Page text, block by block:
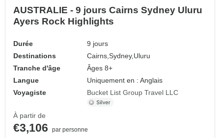
AUSTRALIE - 9 jours Cairns Sydney Uluru
Ayers Rock Highlights
Durée
9 jours
Destinations
Cairns,Sydney,Uluru
Tranche d'âge
Âges 8+
Langue
Uniquement en : Anglais
Voyagiste
Bucket List Group Travel LLC
À partir de
€3,106
par personne